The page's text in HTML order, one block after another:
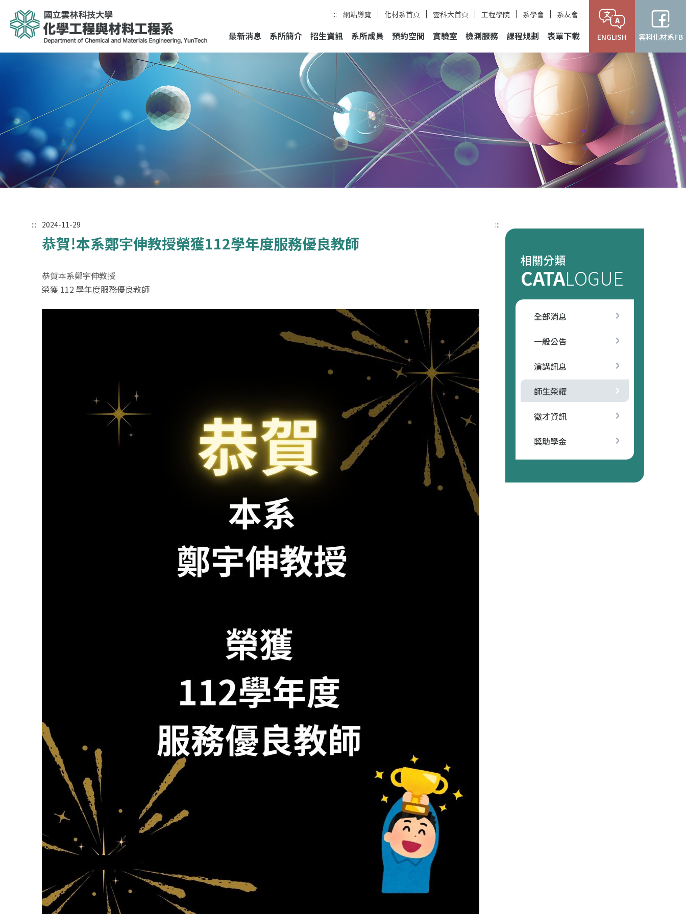
::: 網站導覽 化材系首頁 雲科大首頁 工程學院 系學會 系友會
最新消息 系所簡介 招生資訊 系所成員 預約空間 實驗室 檢測服務 課程規劃 表單下載 ENGLISH 雲科化材系FB
::: 2024-11-29
恭賀!本系鄭宇伸教授榮獲112學年度服務優良教師
恭賀本系鄭宇伸教授
榮獲 112 學年度服務優良教師
:::
相關分類
CATALOGUE
全部消息
一般公告
演講訊息
師生榮耀
徵才資訊
獎助學金